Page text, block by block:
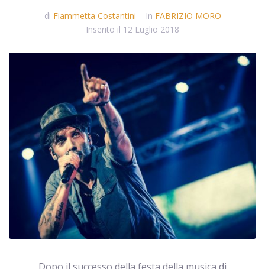
di Fiammetta Costantini In FABRIZIO MORO
Inserito il 12 Luglio 2018